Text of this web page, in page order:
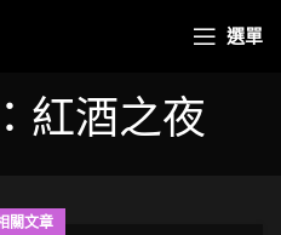
選單
紅酒之夜
關文章